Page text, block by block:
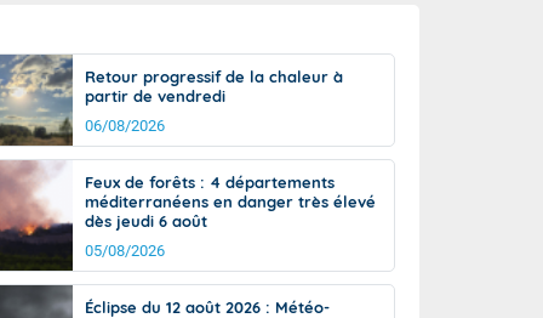
de
Phénomènes dangereux de J+2 à J+7
Avertissement pluies intenses à l'échelle
des communes (Apic)
Bulletins Marine
Bulletins d'estimation du risque
d'avalanche
Météo des forêts
Vigicrues
Retour progressif de la chaleur à
partir de vendredi
06/08/2026
Feux de forêts : 4 départements
méditerranéens en danger très élevé
dès jeudi 6 août
05/08/2026
Éclipse du 12 août 2026 : Météo-